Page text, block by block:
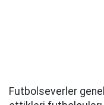
Futbolseverler